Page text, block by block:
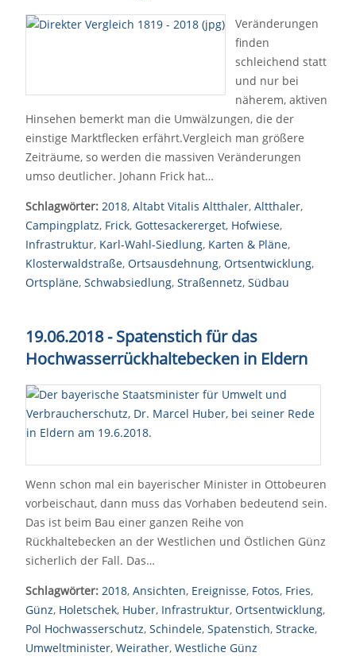
Veränderungen
finden
schleichend statt
und nur bei
näherem, aktiven
Hinsehen bemerkt man die Umwälzungen, die der
einstige Marktflecken erfährt.Vergleich man größere
Zeiträume, so werden die massiven Veränderungen
umso deutlicher. Johann Frick hat…
Schlagwörter: 2018, Altabt Vitalis Altthaler, Altthaler,
Campingplatz, Frick, Gottesackererget, Hofwiese,
Infrastruktur, Karl-Wahl-Siedlung, Karten & Pläne,
Klosterwaldstraße, Ortsausdehnung, Ortsentwicklung,
Ortspläne, Schwabsiedlung, Straßennetz, Südbau
19.06.2018 - Spatenstich für das
Hochwasserrückhaltebecken in Eldern
Wenn schon mal ein bayerischer Minister in Ottobeuren
vorbeischaut, dann muss das Vorhaben bedeutend sein.
Das ist beim Bau einer ganzen Reihe von
Rückhaltebecken an der Westlichen und Östlichen Günz
sicherlich der Fall. Das…
Schlagwörter: 2018, Ansichten, Ereignisse, Fotos, Fries,
Günz, Holetschek, Huber, Infrastruktur, Ortsentwicklung,
Pol Hochwasserschutz, Schindele, Spatenstich, Stracke,
Umweltminister, Weirather, Westliche Günz